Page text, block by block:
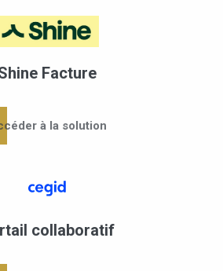
Facture
à la solution
collaboratif